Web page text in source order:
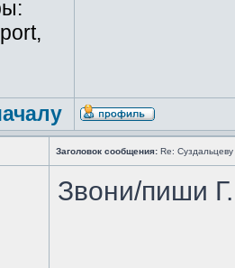
Заголовок сообщения: Re:
Звони/пиши